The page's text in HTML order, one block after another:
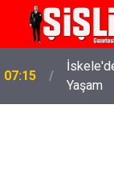
07:15
Yaşam